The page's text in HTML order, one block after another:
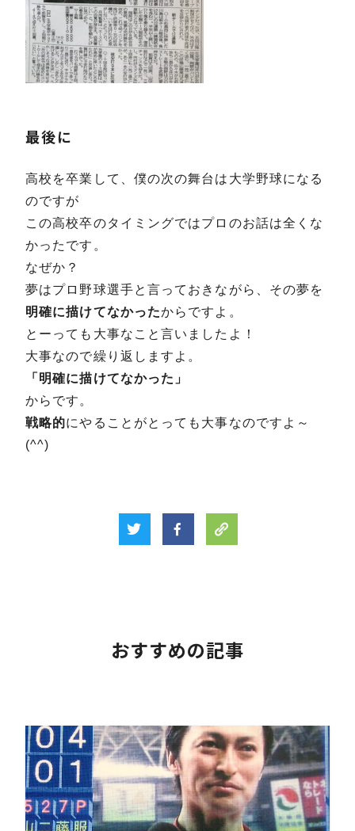
最後に
高校を卒業して、僕の次の舞台は大学野球になる
のですが
この高校卒のタイミングではプロのお話は全くな
かったです。
なぜか？
夢はプロ野球選手と言っておきながら、その夢を
明確に描けてなかったからですよ。
とーっても大事なこと言いましたよ！
大事なので繰り返しますよ。
「明確に描けてなかった」
からです。
戦略的にやることがとっても大事なのですよ～
(^^)
おすすめの記事